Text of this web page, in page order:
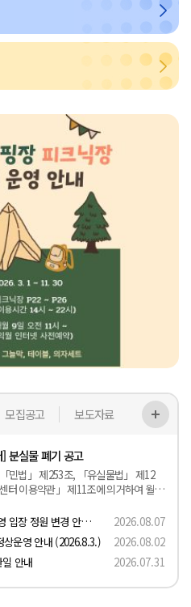
모집공고 보도자료
분실물 폐기 공고
터 이용약관」 제11조에 의거하여 월계
폐기하고자 공고합니다. 1. 개 요
기간: 2026년 2분기
니
월계구민체육센터 수영장 자유수영 입장 정원 변경 안내(26. 8. 7.금 ~ 26. 8. 8.토)
2026.08.07
운영 안내 (2026.8.3.)
2026.08.02
안내
2026.07.31